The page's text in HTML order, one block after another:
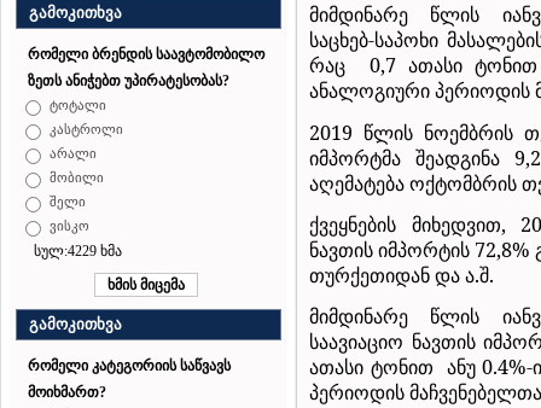
გამოკითხვა
რომელი ბრენდის საავტომობილო
ზეთს ანიჭებთ უპირატესობას?
ტოტალი
კასტროლი
არალი
მობილი
შელი
ვისკო
სულ:4229 ხმა
გამოკითხვა
რომელი კატეგორიის საწვავს
მოიხმართ?
მიმდინარე წლის
საცხებ-საპოხი
რაც
0,7 ათასი
ანალოგიური პერიოდის
2019 წლის ნოემბრის
იმპორტმა შეადგინა
აღემატება ოქტომბრის
ქვეყნების მიხედვით,
ნავთის იმპორტის
თურქეთიდან და ა.შ.
მიმდინარე წლის
საავიაციო ნავთის
ათასი ტონით ანუ
პერიოდის